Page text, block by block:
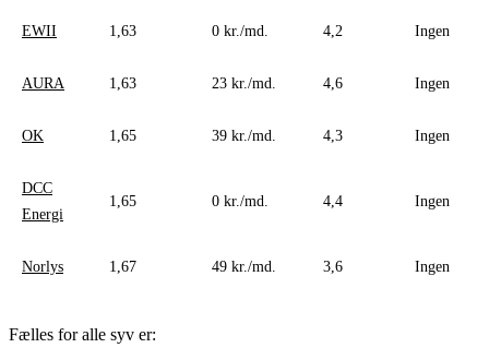
EWII 1,63 0 kr./md. 4,2 Ingen
AURA 1,63 23 kr./md. 4,6 Ingen
OK 1,65 39 kr./md. 4,3 Ingen
DCC
Energi
1,65 0 kr./md. 4,4 Ingen
Norlys 1,67 49 kr./md. 3,6 Ingen
Fælles for alle syv er: